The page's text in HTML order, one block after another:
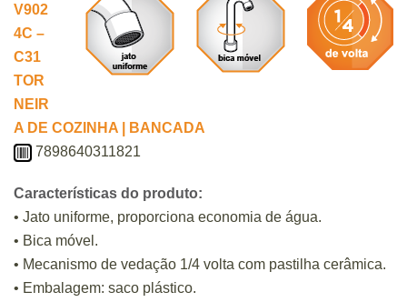
V902
4C –
C31
TOR
NEIR
A DE COZINHA | BANCADA
7898640311821
Características do produto:
• Jato uniforme, proporciona economia de água.
• Bica móvel.
• Mecanismo de vedação 1/4 volta com pastilha cerâmica.
• Embalagem: saco plástico.